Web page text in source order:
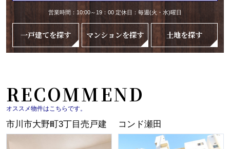
営業時間：10:00～19：00 定休日：毎週(火・水)曜日
一戸建てを探す マンションを探す 土地を探す
RECOMMEND
オススメ物件はこちらです。
市川市大野町3丁目売戸建 コンド瀬田